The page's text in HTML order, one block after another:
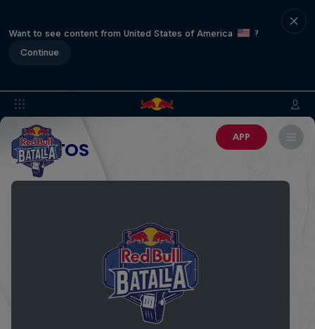
Want to see content from United States of America
?
Continue
APP
EVENTOS